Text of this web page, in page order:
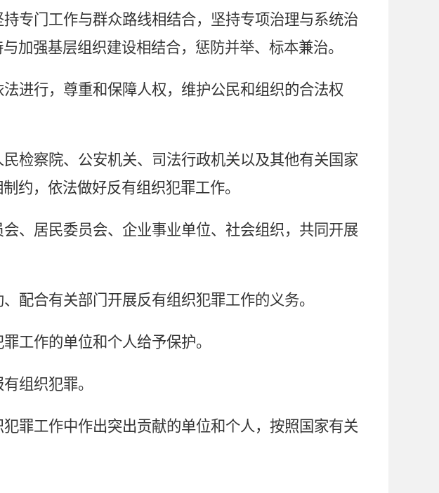
专门工作与群众路线相结合，坚持专项治理与系统治
加强基层组织建设相结合，惩防并举、标本兼治。
进行，尊重和保障人权，维护公民和组织的合法权
检察院、公安机关、司法行政机关以及其他有关国家
约，依法做好反有组织犯罪工作。
、居民委员会、企业事业单位、社会组织，共同开展
合有关部门开展反有组织犯罪工作的义务。
工作的单位和个人给予保护。
组织犯罪。
罪工作中作出突出贡献的单位和个人，按照国家有关